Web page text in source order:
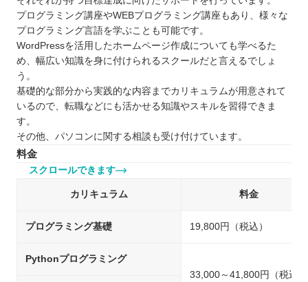
プログラミング講座やWEBプログラミング講座もあり、様々な
プログラミング言語を学ぶことも可能です。
WordPressを活用したホームページ作成についても学べるた
め、幅広い知識を身に付けられるスクールだと言えるでしょ
う。
基礎的な部分から実践的な内容までカリキュラムが用意されて
いるので、転職などにも活かせる知識やスキルを習得できま
す。
その他、パソコンに関する相談も受け付けています。
料金
スクロールできます
カリキュラム 料金
プログラミング基礎 19,800円（税込）
Pythonプログラミング
33,000～41,800円（税込）